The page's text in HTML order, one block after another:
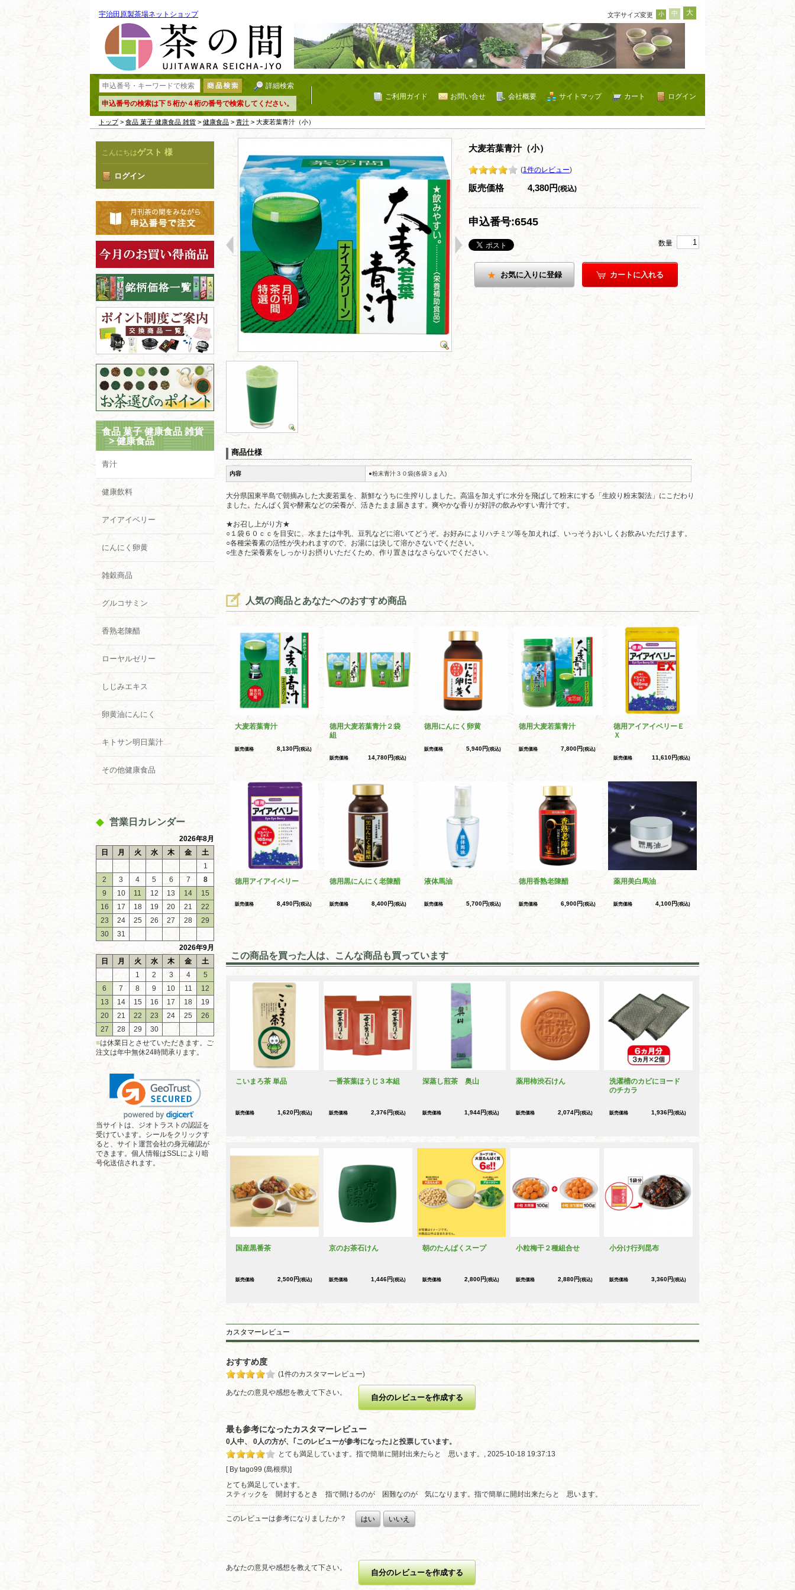
宇治田原製茶場ネットショップ 文字サイズ変更 小 中 大
詳細検索
申込番号の検索は下５桁か４桁の番号で検索してください。
ログイン
カート
サイトマップ
会社概要
お問い合せ
ご利用ガイド
トップ> 食品 菓子 健康食品 雑貨 > 健康食品 > 青汁 > 大麦若葉青汁（小）
こんにちはゲスト 様
ログイン
食品 菓子 健康食品 雑貨
>健康食品
青汁
健康飲料
アイアイベリー
にんにく卵黄
雑穀商品
グルコサミン
香熟老陳醋
ローヤルゼリー
しじみエキス
卵黄油にんにく
キトサン明日葉汁
その他健康食品
営業日カレンダー
2026年8月
日
月 火 水 木 金
土
1
2
3 4 5 6 7
8
9
10 11 12 13 14
15
16
17 18 19 20 21
22
23
24 25 26 27 28
29
30
31
2026年9月
日
月 火 水 木 金
土
1
2 3 4
5
6
7 8 9 10 11
12
13
14 15 16 17 18
19
20
21 22 23 24 25
26
27
28 29
30
■は休業日とさせていただきます。ご
注文は年中無休24時間承ります。
当サイトは、ジオトラストの認証を
受けています。シールをクリックす
ると、サイト運営会社の身元確認が
できます。個人情報はSSLにより暗
号化送信されます。
大麦若葉青汁（小）
(1件のレビュー)
販売価格 4,380円(税込)
申込番号:6545
数量
お気に入りに登録 カートに入れる
商品仕様
内容 ●粉末青汁３０袋(各袋３ｇ入)
大分県国東半島で朝摘みした大麦若葉を、新鮮なうちに生搾りしました。高温を加えずに水分を飛ばして粉末にする「生絞り粉末製法」にこだわり
ました。たんぱく質や酵素などの栄養が、活きたまま届きます。爽やかな香りが好評の飲みやすい青汁です。
★お召し上がり方★
○１袋６０ｃｃを目安に、水または牛乳、豆乳などに溶いてどうぞ。お好みによりハチミツ等を加えれば、いっそうおいしくお飲みいただけます。
○各種栄養素の活性が失われますので、お湯には決して溶かさないでください。
○生きた栄養素をしっかりお摂りいただくため、作り置きはなさらないでください。
人気の商品とあなたへのおすすめ商品
大麦若葉青汁
販売価格 8,130円(税込)
徳用大麦若葉青汁２袋
組
販売価格 14,780円(税込)
徳用にんにく卵黄
販売価格 5,940円(税込)
徳用大麦若葉青汁
販売価格 7,800円(税込)
徳用アイアイベリーＥ
Ｘ
販売価格 11,610円(税込)
徳用アイアイベリー
販売価格 8,490円(税込)
徳用黒にんにく老陳醋
販売価格 8,400円(税込)
液体馬油
販売価格 5,700円(税込)
徳用香熟老陳醋
販売価格 6,900円(税込)
薬用美白馬油
販売価格 4,100円(税込)
この商品を買った人は、こんな商品も買っています
こいまろ茶 単品
販売価格 1,620円(税込)
一番茶葉ほうじ３本組
販売価格 2,376円(税込)
深蒸し煎茶 奥山
販売価格 1,944円(税込)
薬用柿渋石けん
販売価格 2,074円(税込)
洗濯槽のカビにヨード
のチカラ
販売価格 1,936円(税込)
国産黒番茶
販売価格 2,500円(税込)
京のお茶石けん
販売価格 1,446円(税込)
朝のたんぱくスープ
販売価格 2,800円(税込)
小粒梅干２種組合せ
販売価格 2,880円(税込)
小分け行列昆布
販売価格 3,360円(税込)
カスタマーレビュー
おすすめ度
(1件のカスタマーレビュー)
あなたの意見や感想を教えて下さい。
自分のレビューを作成する
最も参考になったカスタマーレビュー
0人中、 0人の方が、｢このレビューが参考になった｣と投票しています。
とても満足しています。指で簡単に開封出来たらと 思います。, 2025-10-18 19:37:13
[ By tago99 (島根県)]
とても満足しています。
スティックを 開封するとき 指で開けるのが 困難なのが 気になります。指で簡単に開封出来たらと 思います。
このレビューは参考になりましたか？ はい いいえ
あなたの意見や感想を教えて下さい。
自分のレビューを作成する